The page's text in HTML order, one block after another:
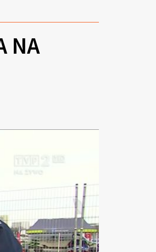
NA